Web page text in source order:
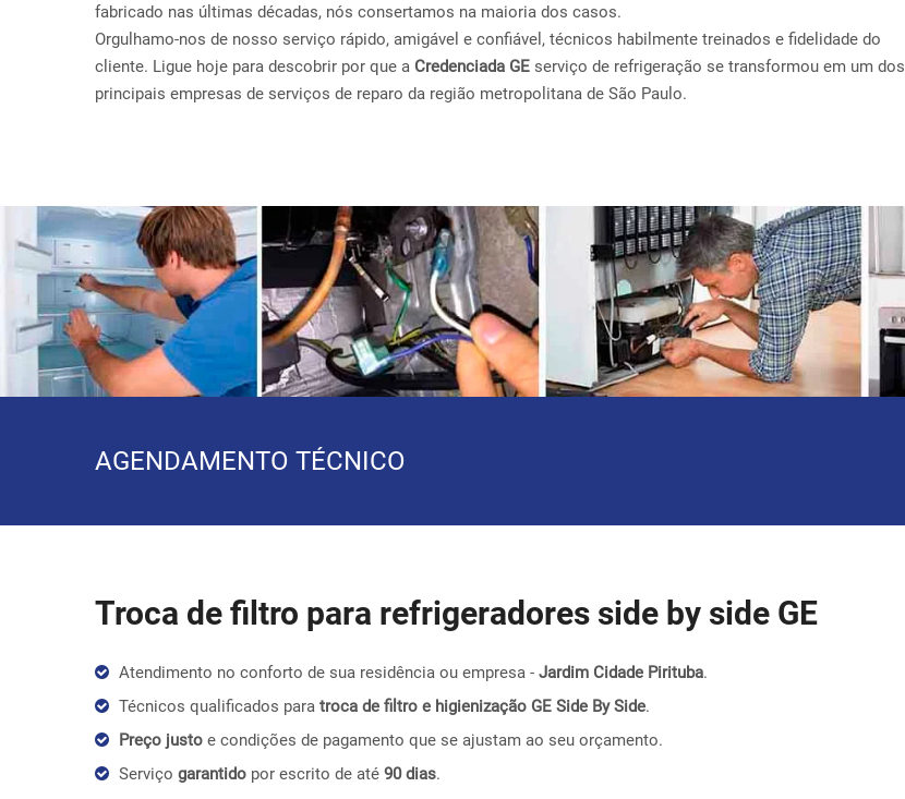
fabricado nas últimas décadas, nós consertamos na maioria dos casos.
Orgulhamo-nos de nosso serviço rápido, amigável e confiável, técnicos habilmente treinados e fidelidade do
cliente. Ligue hoje para descobrir por que a Credenciada GE serviço de refrigeração se transformou em um dos
principais empresas de serviços de reparo da região metropolitana de São Paulo.
AGENDAMENTO TÉCNICO
Troca de filtro para refrigeradores side by side GE
Atendimento no conforto de sua residência ou empresa - Jardim Cidade Pirituba.
Técnicos qualificados para troca de filtro e higienização GE Side By Side.
Preço justo e condições de pagamento que se ajustam ao seu orçamento.
Serviço garantido por escrito de até 90 dias.